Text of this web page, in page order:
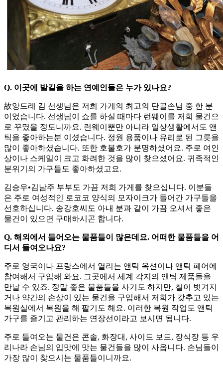
Q. 이곳에 발길을 하는 연예인들은 누가 있나요?
故앙드레 김 선생님은 저희 가게의 최고의 단골손님 중 한 분
이었습니다. 선생님이 쇼를 하실 때마다 런웨이를 저희 물건으
로 꾸몄을 정도니까요. 런웨이뿐만 아니라 일상생활에서도 앤
틱을 좋아하는분 이셨습니다. 정원 용품이나 유리로 된 그릇을
많이 좋아하셨습니다. 또한 호불호가 분명하셨어요. 주로 여인
상이나 스케일이 크고 화려한 것을 많이 찾으셨어요. 귀족적인
분위기의 가구들도 좋아하셨고요.
김승우•김남주 부부도 가끔 저희 가게를 찾으십니다. 이분들
은 주로 여성적인 로코코 양식의 모자이크가 들어간 가구들을
선호하십니다. 송강호씨도 아내 분과 같이 가끔 오셔서 좋은
물건이 있으면 구매하시곤 합니다.
Q. 해외에서 들어오는 물품들이 많은데요. 어떠한 물품들을 어
디서 들여오나요?
주로 영국이나 프랑스에서 열리는 앤틱 옥션이나 앤틱 페어에
참여해서 구입해 와요. 그곳에서 세계 각지의 앤틱 제품들을
만날 수 있죠. 정말 좋은 물품들을 사기도 하지만, 칠이 벗겨지
거나 약간의 손상이 있는 물건을 구입해서 저희가 갖추고 있는
복원실에서 복원을 해 팔기도 해요. 이러한 복원 작업도 앤틱
가구를 즐기고 관리하는 연장선이라고 보시면 됩니다.
주로 들여오는 물건은 콘솔, 화장대, 사이드 보드, 장식장 등 우
리나라 손님의 입맛에 맛는 물건들을 많이 사옵니다. 손님들이
가장 많이 찾으시는 물품들이니까요.